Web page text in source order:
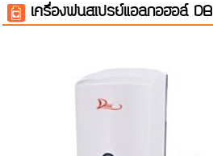
เครื่องพ่นสเปรย์แอลกอฮอล์ DB